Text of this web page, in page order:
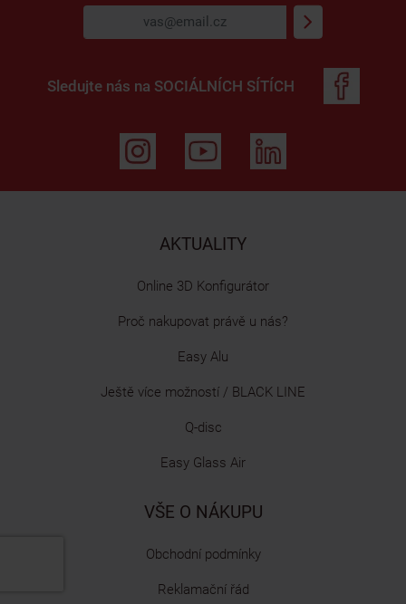
Sledujte nás na SOCIÁLNÍCH SÍTÍCH
AKTUALITY
Online 3D Konfigurátor
Proč nakupovat právě u nás?
Easy Alu
Ještě více možností / BLACK LINE
Q-disc
Easy Glass Air
VŠE O NÁKUPU
Obchodní podmínky
Reklamační řád